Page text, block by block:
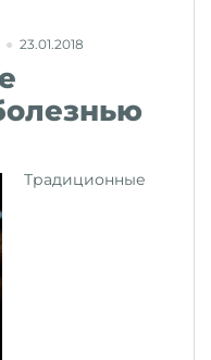
23.01.2018
Традиционные